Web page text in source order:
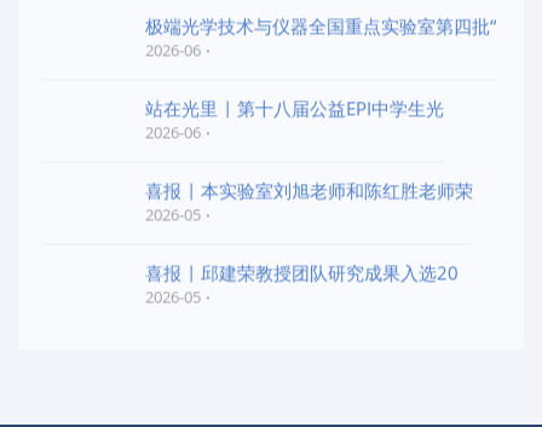
极端光学技术与仪器全国重点实验室第四批“
2026-06
站在光里 | 第十八届公益EPI中学生光
2026-06
喜报 | 本实验室刘旭老师和陈红胜老师荣
2026-05
喜报 | 邱建荣教授团队研究成果入选20
2026-05